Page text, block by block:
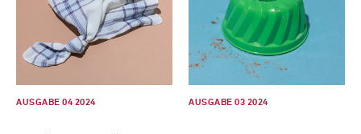
AUSGABE 04 2024 AUSGABE 03 2024